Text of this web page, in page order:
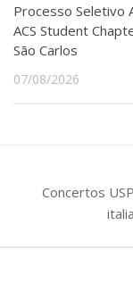
Processo Seletivo
ACS Student
São Carlos
07/08/2026
Concertos